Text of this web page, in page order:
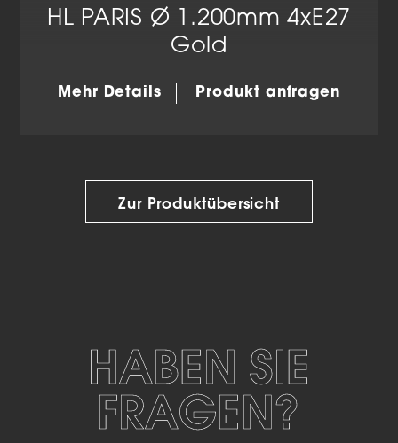
HL PARIS Ø 1.200mm 4xE27
Gold
Mehr Details Produkt anfragen
Zur Produktübersicht
HABEN SIE
FRAGEN?